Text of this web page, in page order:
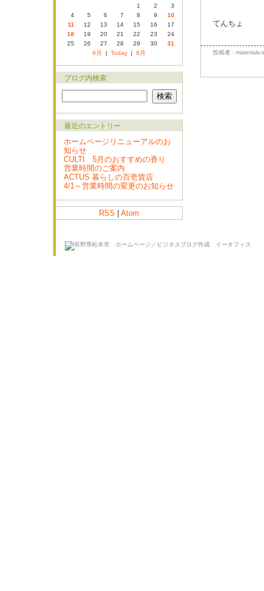
てんちょ
投稿者 : materials-
1
2
3
4
5 6 7 8 9
10
11
12 13 14 15 16
17
18
19 20 21 22 23
24
25
26 27 28 29 30
31
6月
| Today | 8月
ブログ内検索
最近のエントリー
ホームページリニューアルのお
知らせ
CULTI 5月のおすすめの香り
営業時間のご案内
ACTUS 暮らしの百壱貨店
4/1～営業時間の変更のお知らせ
RSS Atom